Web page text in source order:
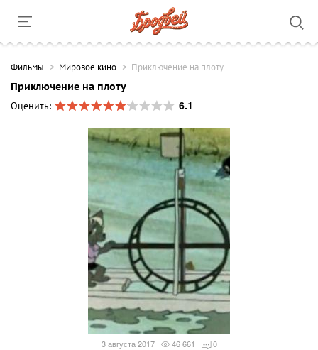
Фильмы Мировое кино Приключение на плоту
Приключение на плоту
Оценить:
6.1
3 августа 2017 46 661 0